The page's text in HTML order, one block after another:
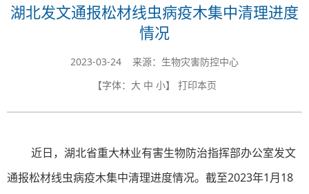
湖北发文通报松材线虫病疫木集中清理进度
情况
2023-03-24 来源：生物灾害防控中心
【字体： 大 中 小】 打印本页
近日，湖北省重大林业有害生物防治指挥部办公室发文
通报松材线虫病疫木集中清理进度情况。截至2023年1月18